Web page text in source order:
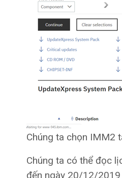
Chúng ta chọn IMM2
Chúng ta có thể đọc
đến ngày 20/12/2019